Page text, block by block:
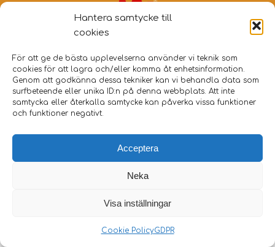
Hantera samtycke till
cookies
För att ge de bästa upplevelserna använder vi teknik som
cookies för att lagra och/eller komma åt enhetsinformation.
Genom att godkänna dessa tekniker kan vi behandla data som
surfbeteende eller unika ID:n på denna webbplats. Att inte
samtycka eller återkalla samtycke kan påverka vissa funktioner
och funktioner negativt.
Acceptera
Neka
Visa inställningar
Cookie PolicyGDPR